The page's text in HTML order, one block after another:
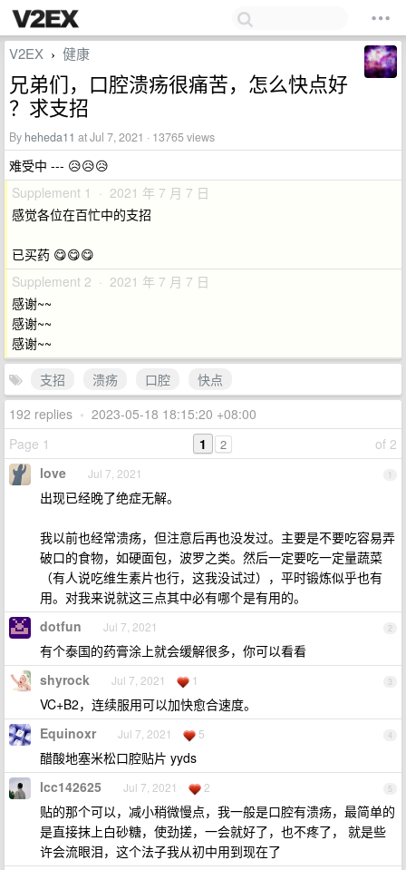
V2EX › 健康
兄弟们，口腔溃疡很痛苦，怎么快点好
？求支招
By heheda11 at Jul 7, 2021 · 13765 views
难受中 --- 😥😥😥
Supplement 1 · 2021 年 7 月 7 日
感觉各位在百忙中的支招
已买药 😋😋😋
Supplement 2 · 2021 年 7 月 7 日
感谢~~
感谢~~
感谢~~
支招
溃疡 口腔
快点
192 replies • 2023-05-18 18:15:20 +08:00
Page 1
of 2
1 2
1
love Jul 7, 2021
出现已经晚了绝症无解。
我以前也经常溃疡，但注意后再也没发过。主要是不要吃容易弄
破口的食物，如硬面包，波罗之类。然后一定要吃一定量蔬菜
（有人说吃维生素片也行，这我没试过），平时锻炼似乎也有
用。对我来说就这三点其中必有哪个是有用的。
2
dotfun Jul 7, 2021
有个泰国的药膏涂上就会缓解很多，你可以看看
3
shyrock Jul 7, 2021 1
VC+B2，连续服用可以加快愈合速度。
4
Equinoxr Jul 7, 2021 5
醋酸地塞米松口腔贴片 yyds
5
lcc142625 Jul 7, 2021 2
贴的那个可以，减小稍微慢点，我一般是口腔有溃疡，最简单的
是直接抹上白砂糖，使劲搓，一会就好了，也不疼了， 就是些
许会流眼泪，这个法子我从初中用到现在了